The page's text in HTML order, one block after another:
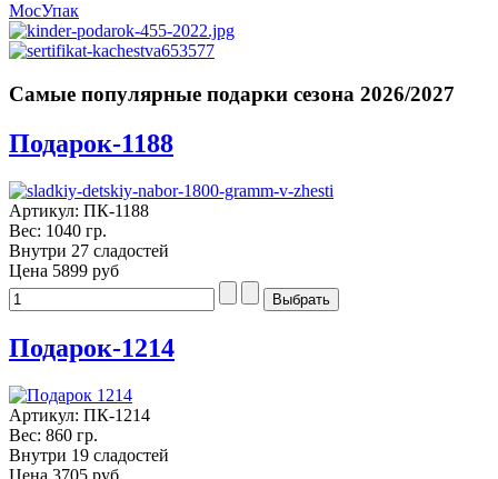
МосУпак
Самые популярные подарки сезона 2026/2027
Подарок-1188
Артикул: ПК-1188
Вес: 1040 гр.
Внутри 27 сладостей
Цена 5899 руб
Подарок-1214
Артикул: ПК-1214
Вес: 860 гр.
Внутри 19 сладостей
Цена 3705 руб